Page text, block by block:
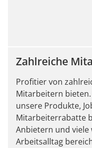
Zahlreiche
Profitier von
Mitarbeitern
unsere Produkte,
Mitarbeiterrabatte
Anbietern und viele
Arbeitsalltag